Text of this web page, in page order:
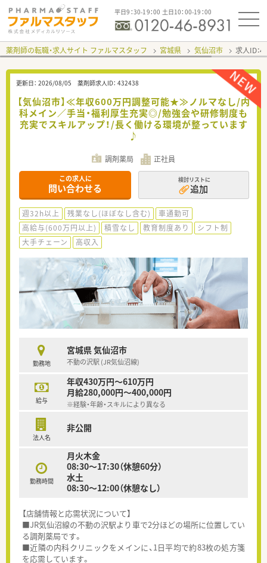
平日9：30-19：00 土日10：00-19：00
薬剤師の転職・求人サイト ファルマスタッフ 宮城県 気仙沼市 求人ID：
更新日： 2026/08/05 薬剤師求人ID： 432438
【気仙沼市】≪年収600万円調整可能★≫ノルマなし/内
科メイン／手当・福利厚生充実◎/勉強会や研修制度も
充実でスキルアップ！/長く働ける環境が整っています
♪
調剤薬局 正社員
この求人に
問い合わせる
検討リストに
追加
週32h以上 残業なし(ほぼなし含む)
車通勤可
高給与(600万円以上)
積雪なし 教育制度あり
シフト制
大手チェーン
高収入
勤務地
宮城県 気仙沼市
不動の沢駅 (JR気仙沼線)
給与
年収430万円～610万円
月給280,000円～400,000円
※経験・年齢・スキルにより異なる
法人名
非公開
勤務時間
月火木金
08:30～17:30（休憩60分）
水土
08:30～12:00（休憩なし）
【店舗情報と応需状況について】
■JR気仙沼線の不動の沢駅より車で2分ほどの場所に位置してい
る調剤薬局です。
■近隣の内科クリニックをメインに、1日平均で約83枚の処方箋
を応需しています。